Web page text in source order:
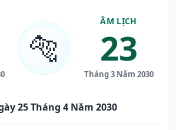
🐅
ÂM LỊCH
23
Tháng 3 Năm 2030
25 Tháng 4 Năm 2030